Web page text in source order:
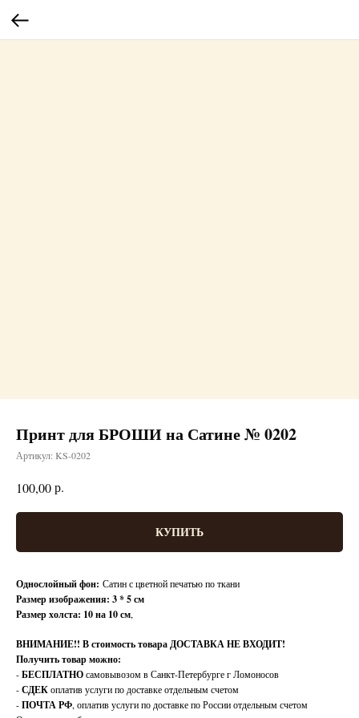
Принт для БРОШИ на Сатине № 0202
Артикул: KS-0202
100,00р.
КУПИТЬ
Однослойный фон: Сатин с цветной печатью по ткани
Размер изображения: 3 * 5 см
Размер холста: 10 на 10 см,
ВНИМАНИЕ!! В стоимость товара ДОСТАВКА НЕ ВХОДИТ!
Получить товар можно:
-БЕСПЛАТНОсамовывозом в Санкт-Петербурге г Ломоносов
-СДЕКоплатив услуги по доставке отдельным счетом
-ПОЧТА РФ, оплатив услуги по доставке по России отдельным счетом